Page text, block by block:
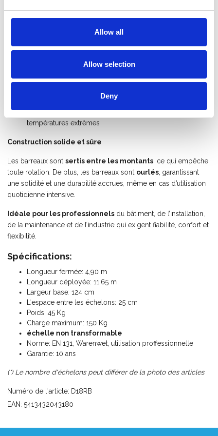
Allow all
Allow selection
Deny
L’échelle en aluminium Solide 3×18 échelonsest dotée d’un
revêtement polyester de haute qualité
Conserve plus longtemps son bel aspect et une
apparence professionnelle
Pas de mains ni de vêtements noircis par l’aluminium non
La couche protectrice neutralise partiellement les
températures extrêmes
Construction solide et sûre
Les barreaux sont sertis entre les montants , ce qui empêche
toute rotation. De plus, les barreaux sont ourlés , garantissant
une solidité et une durabilité accrues, même en cas d’utilisation
quotidienne intensive.
Idéale pour les professionnels du bâtiment, de l’installation,
de la maintenance et de l’industrie qui exigent fiabilité, confort et
flexibilité.
Spécifications:
Longueur fermée: 4,90 m
Longueur déployée: 11,65 m
Largeur base: 124 cm
L'espace entre les échelons: 25 cm
Poids: 45 Kg
Charge maximum: 150 Kg
échelle non transformable
Norme: EN 131, Warenwet, utilisation proffessionnelle
Garantie: 10 ans
(*) Le nombre d'échelons peut différer de la photo des articles
Numéro de l'article: D18RB
EAN: 5413432043180